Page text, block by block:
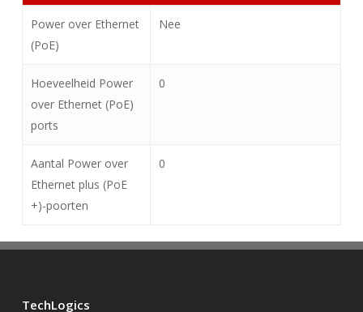
Power over Ethernet
(PoE)
Nee
Hoeveelheid Power
over Ethernet (PoE)
ports
0
Aantal Power over
Ethernet plus (PoE
+)-poorten
0
TechLogics